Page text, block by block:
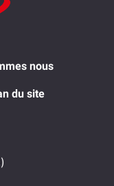
nous
du site